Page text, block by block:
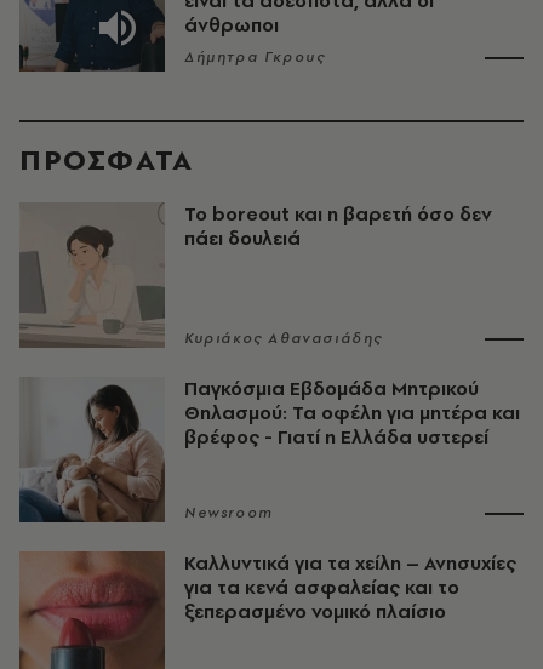
άνθρωποι
Δήμητρα Γκρους
ΠΡΟΣΦΑΤΑ
Το boreout και η βαρετή όσο δεν
πάει δουλειά
Κυριάκος Αθανασιάδης
Παγκόσμια Εβδομάδα Μητρικού
Θηλασμού: Τα οφέλη για μητέρα και
βρέφος - Γιατί η Ελλάδα υστερεί
Newsroom
Καλλυντικά για τα χείλη – Ανησυχίες
για τα κενά ασφαλείας και το
ξεπερασμένο νομικό πλαίσιο